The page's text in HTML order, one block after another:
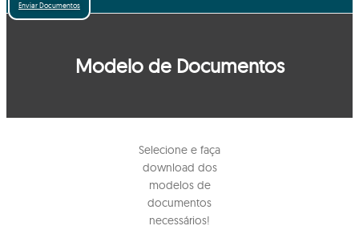
Enviar Documentos
Modelo de Documentos
Selecione e faça
download dos
modelos de
documentos
necessários!